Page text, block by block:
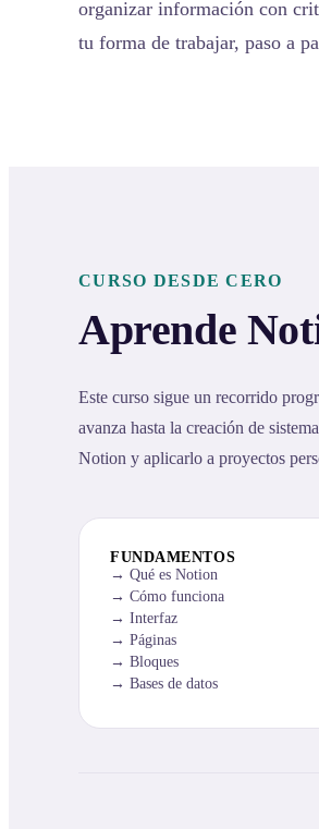
organizar información con
tu forma de trabajar, paso a
CURSO DESDE CERO
Aprende
Este curso sigue un recorrido
avanza hasta la creación de
Notion y aplicarlo a proyectos
FUNDAMENTOS
Qué es Notion
Cómo funciona
Interfaz
Páginas
Bloques
Bases de datos